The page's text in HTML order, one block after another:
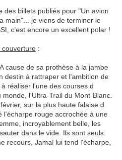
des billets publiés pour "Un avion
main"... je viens de terminer le
c'est encore un excellent polar !
couverture :
cause de sa prothèse à la jambe
destin à rattraper et l'ambition de
réaliser l'une des courses d
l'Ultra-Trail du Mont-Blanc.
sur la plus haute falaise d
l'écharpe rouge accrochée à une
incroyablement belle, les
dans le vide. Ils sont seuls.
recours, Jamal lui tend l'écharpe,